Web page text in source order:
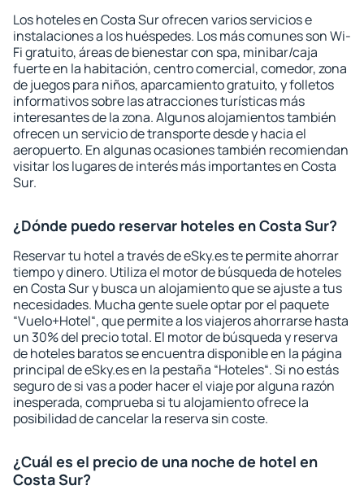
Los hoteles en Costa Sur ofrecen varios servicios e
instalaciones a los huéspedes. Los más comunes son Wi-
Fi gratuito, áreas de bienestar con spa, minibar/caja
fuerte en la habitación, centro comercial, comedor, zona
de juegos para niños, aparcamiento gratuito, y folletos
informativos sobre las atracciones turísticas más
interesantes de la zona. Algunos alojamientos también
ofrecen un servicio de transporte desde y hacia el
aeropuerto. En algunas ocasiones también recomiendan
visitar los lugares de interés más importantes en Costa
Sur.
¿Dónde puedo reservar hoteles en Costa Sur?
Reservar tu hotel a través de eSky.es te permite ahorrar
tiempo y dinero. Utiliza el motor de búsqueda de hoteles
en Costa Sur y busca un alojamiento que se ajuste a tus
necesidades. Mucha gente suele optar por el paquete
“Vuelo+Hotel“, que permite a los viajeros ahorrarse hasta
un 30% del precio total. El motor de búsqueda y reserva
de hoteles baratos se encuentra disponible en la página
principal de eSky.es en la pestaña “Hoteles“. Si no estás
seguro de si vas a poder hacer el viaje por alguna razón
inesperada, comprueba si tu alojamiento ofrece la
posibilidad de cancelar la reserva sin coste.
¿Cuál es el precio de una noche de hotel en
Costa Sur?